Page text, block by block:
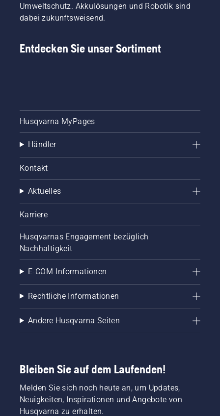
Umweltschutz. Akkulösungen und Robotik sind
dabei zukunftsweisend.
Entdecken Sie unser Sortiment
Husqvarna MyPages
Händler
Kontakt
Aktuelles
Karriere
Husqvarnas Engagement bezüglich
Nachhaltigkeit
E-COM-Informationen
Rechtliche Informationen
Andere Husqvarna Seiten
Bleiben Sie auf dem Laufenden!
Melden Sie sich noch heute an, um Updates,
Neuigkeiten, Inspirationen und Angebote von
Husqvarna zu erhalten.